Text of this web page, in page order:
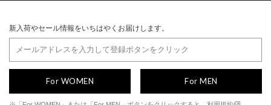
新入荷やセール情報をいちはやくお届けします。
For WOMEN For MEN